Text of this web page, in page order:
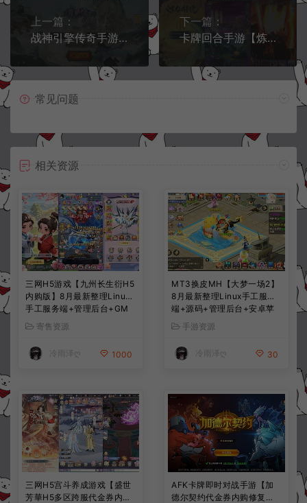
上一篇：
战神引擎传奇手游【暗黑修仙单职业10大陆[白猪3]】3月最新整理Win一键服务端+GM授权后台+安卓苹果双端+详细搭建教程+视频教程
下一篇：
卡牌回合手游【炼仙传说代金券内购妖族版】9月最新整理Linux手工服务端+Win一键服务端+本地注册+GM授权后台+安卓苹果双端+详细搭建教程+视频教程
常见问题
相关资源
三网H5游戏【九州长生衍H5
内购版】8月最新整理Linux
手工服务端+管理后台+GM
授权后台+简易安卓客户端
+详细搭建教程+视频教程
寄售资源
冷雨泽ღ 1000
MT3换皮MH【大梦一场2】
8月最新整理Linux手工服务
端+源码+管理后台+安卓苹
果双端+详细搭建教程+视频
教程
手游资源
冷雨泽ღ 30
三网H5宫斗养成游戏【盛世
芳華H5多区跨服代金券内购
AFK卡牌即时对战手游【加
德尔契约代金券内购修复